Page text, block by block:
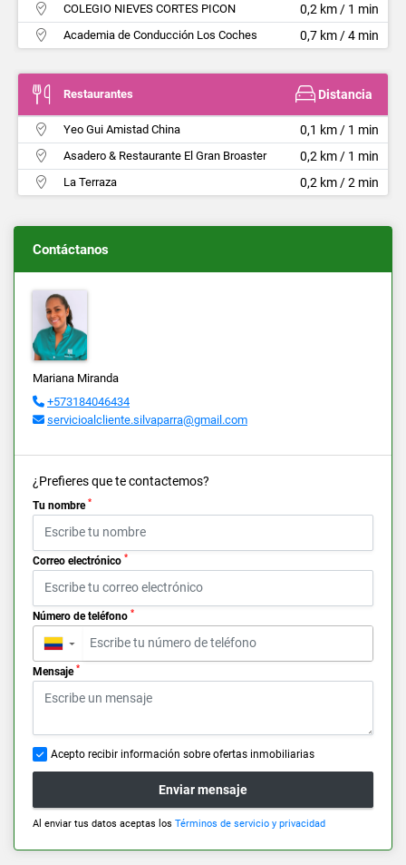
COLEGIO NIEVES CORTES PICON 0,2 km / 1 min
Academia de Conducción Los Coches 0,7 km / 4 min
Restaurantes Distancia
Yeo Gui Amistad China 0,1 km / 1 min
Asadero & Restaurante El Gran Broaster 0,2 km / 1 min
La Terraza 0,2 km / 2 min
Contáctanos
Mariana Miranda
+573184046434
servicioalcliente.silvaparra@gmail.com
¿Prefieres que te contactemos?
Tu nombre *
Correo electrónico *
Número de teléfono *
▼
Mensaje *
Acepto recibir información sobre ofertas inmobiliarias
Enviar mensaje
Al enviar tus datos aceptas los Términos de servicio y privacidad